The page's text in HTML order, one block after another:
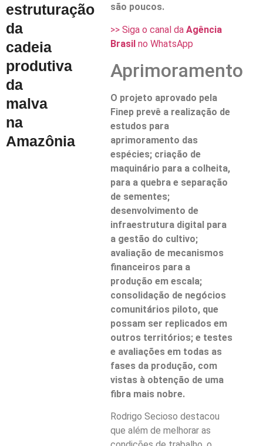
estruturação
da
cadeia
produtiva
da
malva
na
Amazônia
são poucos.
>> Siga o canal daAgência
Brasilno WhatsApp
Aprimoramento
O projeto aprovado pela
Finep prevê a realização de
estudos para
aprimoramento das
espécies; criação de
maquinário para a colheita,
para a quebra e separação
de sementes;
desenvolvimento de
infraestrutura digital para
a gestão do cultivo;
avaliação de mecanismos
financeiros para a
produção em escala;
consolidação de negócios
comunitários piloto, que
possam ser replicados em
outros territórios; e testes
e avaliações em todas as
fases da produção, com
vistas à obtenção de uma
fibra mais nobre.
Rodrigo Secioso destacou
que além de melhorar as